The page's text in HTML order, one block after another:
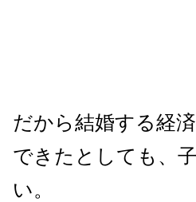
だから結婚する経
できたとしても、
い。